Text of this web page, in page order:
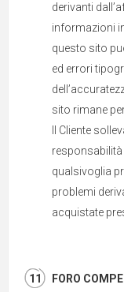
derivanti
informazioni
questo sito
ed errori
sito rimane
Il Cliente
responsabilità
qualsivoglia
problemi
acquistate
FORO